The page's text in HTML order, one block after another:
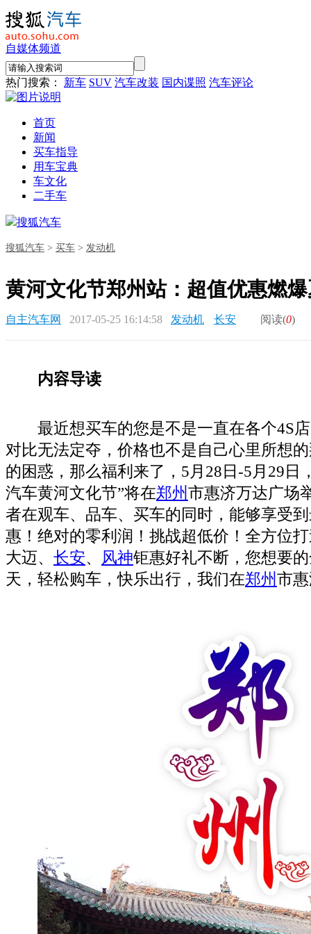
自媒体频道
热门搜索： 新车 SUV 汽车改装 国内谍照 汽车评论
首页
新闻
买车指导
用车宝典
车文化
二手车
搜狐汽车
搜狐汽车 > 买车 > 发动机
黄河文化节郑州站：超值优惠燃
自主汽车网 2017-05-25 16:14:58 发动机 长安 阅读(0)
内容导读
最近想买车的您是不是一直在各个4S
对比无法定夺，价格也不是自己心里所想
的困惑，那么福利来了，5月28日-5月29日
汽车黄河文化节”将在郑州市惠济万达广场
者在观车、品车、买车的同时，能够享受
惠！绝对的零利润！挑战超低价！全方位
大迈、 长安、 风神钜惠好礼不断，您想要
天，轻松购车，快乐出行，我们在郑州市